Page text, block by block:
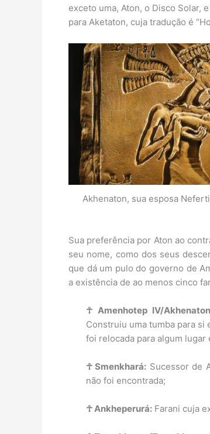
exceto uma, Aton, o Disco Solar,
para Aketaton, cuja tradução é
Akhenaton, sua esposa
Sua preferência por Aton ao
seu nome, como dos seus
que dá um pulo do governo de
a existência de ao menos cinco
☥ Amenhotep IV/
Construiu uma tumba para
foi relocada para algum lugar
☥ Smenkhará: Sucessor de
não foi encontrada;
☥ Ankheperurá: Farani cuja